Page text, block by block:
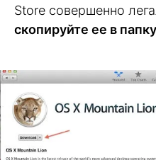
Store совершенно
скопируйте ее в